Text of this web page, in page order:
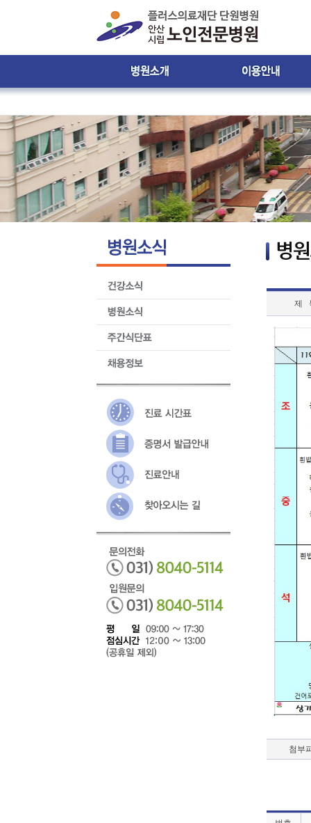
비젼 & 미션
병원 둘러보기
윤리강령
찾아오시는 길
진료시간표
입ㆍ퇴원 안내
입원생활 안내
원내 배치도 안내
원내 전화번호 안내
제증명서발급안내
제
첨부